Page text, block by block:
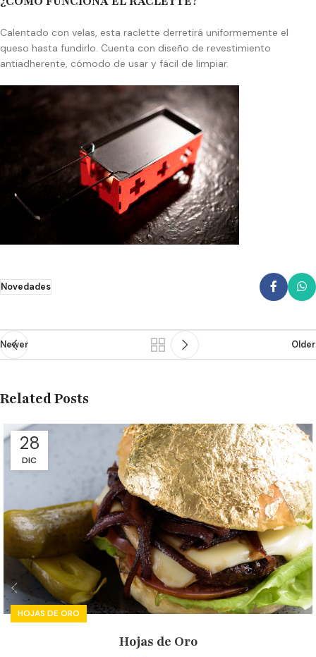
Calentado con velas, esta raclette derretirá uniformemente el
queso hasta fundirlo. Cuenta con diseño de revestimiento
antiadherente, cómodo de usar y fácil de limpiar.
Novedades
Newer Older
Related Posts
28
DIC
HOJAS DE ORO
Hojas de Oro